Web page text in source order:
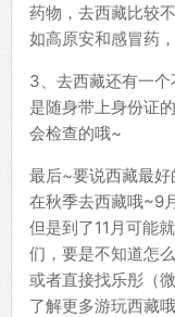
药物，去西藏比较
如高原安和感冒药
3、去西藏还有一
是随身带上身份证
会检查的哦~
最后~要说西藏最
在秋季去西藏哦~9
但是到了11月可能
们，要是不知道怎
或者直接找乐彤（
了解更多游玩西藏